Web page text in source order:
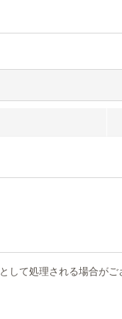
て処理される場合が